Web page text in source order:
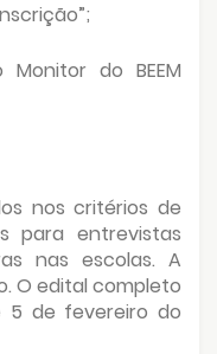
do BEEM
nos critérios de
para entrevistas
nas escolas. A
O edital completo
5 de fevereiro do